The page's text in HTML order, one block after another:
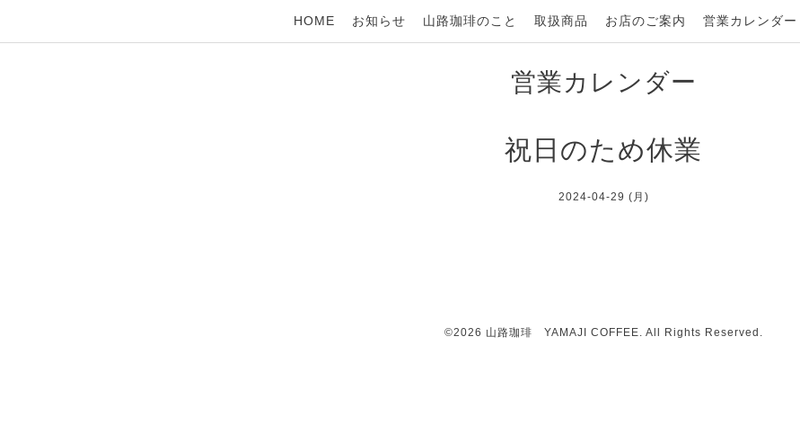
HOME お知らせ 山路珈琲のこと 取扱商品 お店のご案内 営業カレンダー
営業カレンダー
祝日のため休業
2024-04-29 (月)
©2026 山路珈琲 YAMAJI COFFEE. All Rights Reserved.